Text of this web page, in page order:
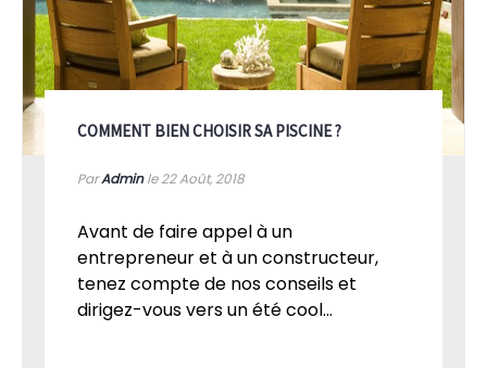
COMMENT BIEN CHOISIR SA PISCINE ?
ParAdminle 22Août, 2018
Avant de faire appel à un
entrepreneur et à un constructeur,
tenez compte de nos conseils et
dirigez-vous vers un été cool...